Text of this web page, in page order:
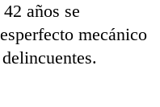
años se
mecánico